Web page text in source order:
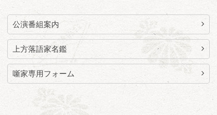
公演番組案内
上方落語家名鑑
噺家専用フォーム